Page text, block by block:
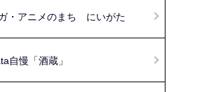
・アニメのまち にいがた
自慢「酒蔵」